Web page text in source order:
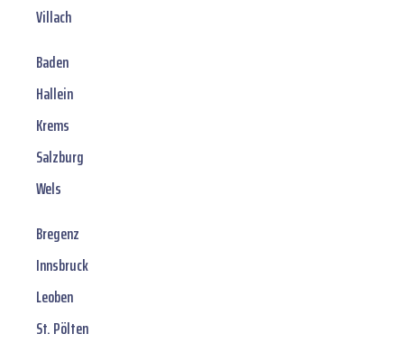
Villach
Baden
Hallein
Krems
Salzburg
Wels
Bregenz
Innsbruck
Leoben
St. Pölten